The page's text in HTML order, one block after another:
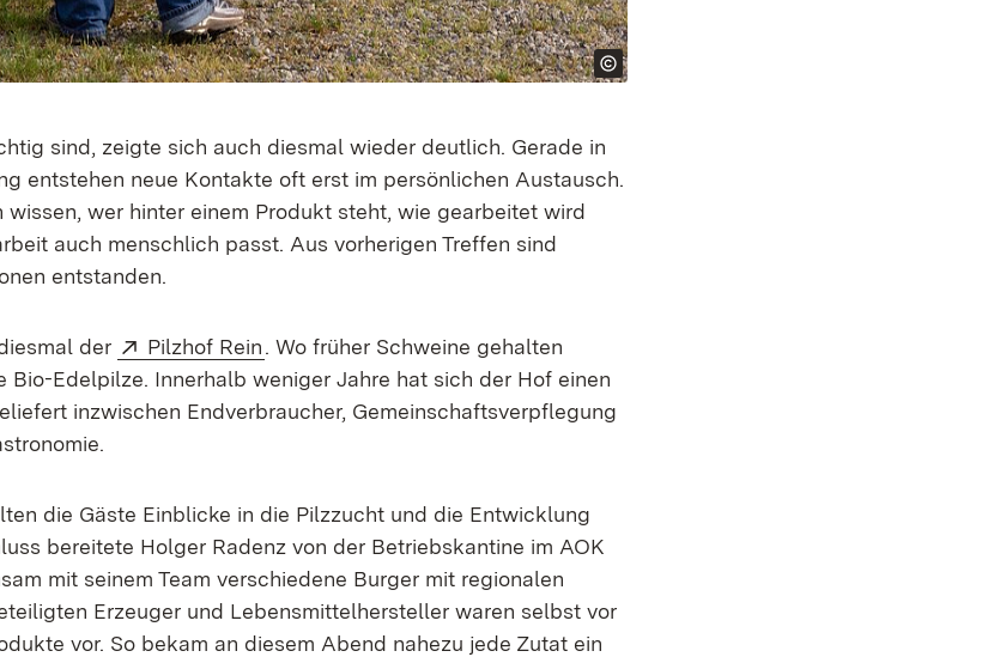
sind, zeigte sich auch diesmal wieder deutlich. Gerade in
entstehen neue Kontakte oft erst im persönlichen Austausch.
wer hinter einem Produkt steht, wie gearbeitet wird
auch menschlich passt. Aus vorherigen Treffen sind
entstanden.
der Extern:
Pilzhof Rein (Öffnet in neuem Fenster)
. Wo früher Schweine gehalten
Bio-Edelpilze. Innerhalb weniger Jahre hat sich der Hof einen
inzwischen Endverbraucher, Gemeinschaftsverpflegung
die Gäste Einblicke in die Pilzzucht und die Entwicklung
bereitete Holger Radenz von der Betriebskantine im AOK
mit seinem Team verschiedene Burger mit regionalen
Erzeuger und Lebensmittelhersteller waren selbst vor
vor. So bekam an diesem Abend nahezu jede Zutat ein